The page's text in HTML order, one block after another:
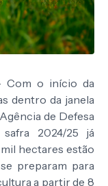
Com o início da
dentro da janela
de Defesa
2024/25 já
hectares estão
preparam para
a partir de 8